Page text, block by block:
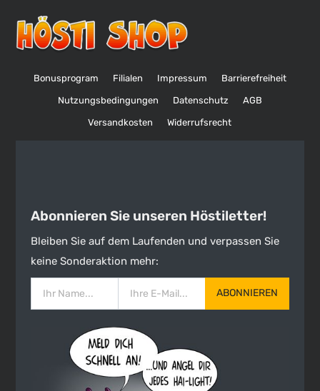
Bonusprogram Filialen Impressum Barrierefreiheit
Nutzungsbedingungen Datenschutz AGB
Versandkosten Widerrufsrecht
Abonnieren Sie unseren Höstiletter!
Bleiben Sie auf dem Laufenden und verpassen Sie
keine Sonderaktion mehr:
ABONNIEREN